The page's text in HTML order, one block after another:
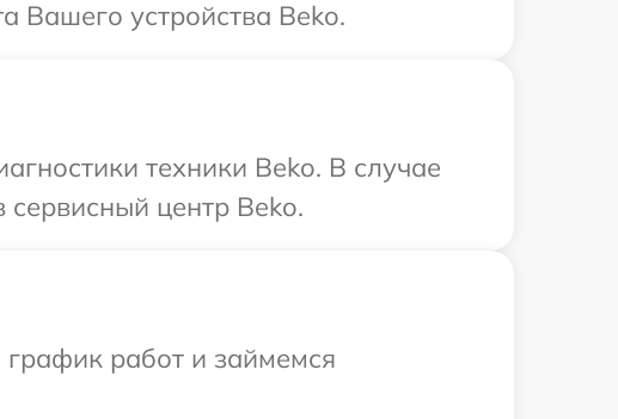
Вашего устройства Beko.
техники Beko. В случае
центр Beko.
работ и займемся